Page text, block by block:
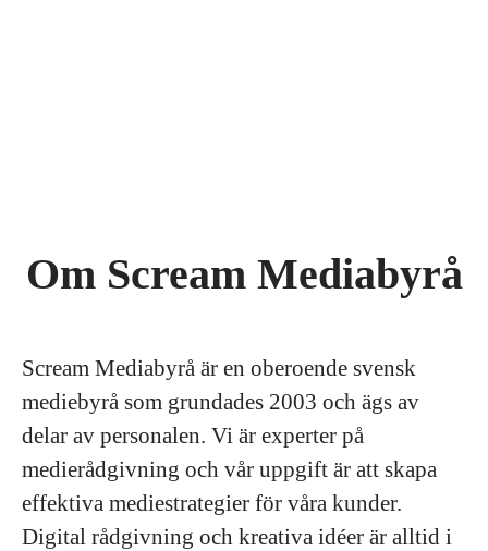
Om Scream Mediabyrå
Scream Mediabyrå är en oberoende svensk
mediebyrå som grundades 2003 och ägs av
delar av personalen. Vi är experter på
medierådgivning och vår uppgift är att skapa
effektiva mediestrategier för våra kunder.
Digital rådgivning och kreativa idéer är alltid i